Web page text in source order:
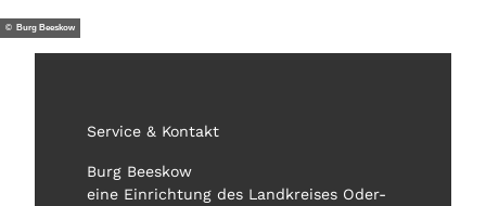
© Burg Beeskow
Service & Kontakt
Burg Beeskow
eine Einrichtung des Landkreises Oder-